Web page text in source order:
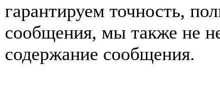
гарантируем точность,
сообщения, мы также не
содержание сообщения.